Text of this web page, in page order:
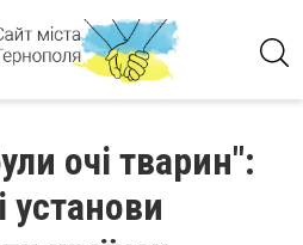
очі тварин":
установи